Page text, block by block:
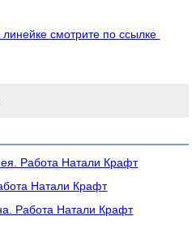
смотрите по ссылке
Работа Натали Крафт
Натали Крафт
Работа Натали Крафт